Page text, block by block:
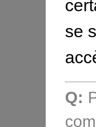
se
Q: